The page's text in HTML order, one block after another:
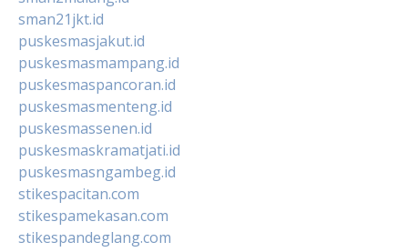
sman21jkt.id
puskesmasjakut.id
puskesmasmampang.id
puskesmaspancoran.id
puskesmasmenteng.id
puskesmassenen.id
puskesmaskramatjati.id
puskesmasngambeg.id
stikespacitan.com
stikespamekasan.com
stikespandeglang.com